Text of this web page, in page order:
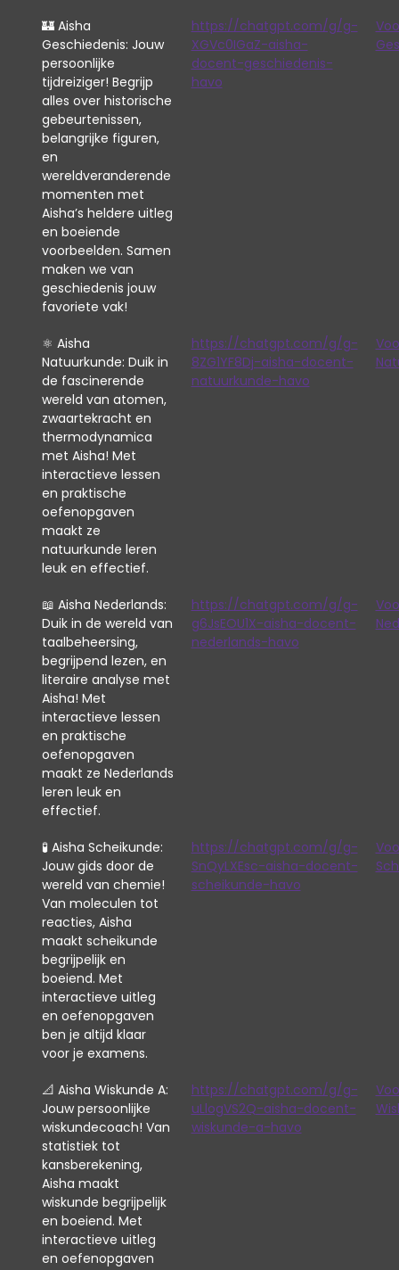
🏰 Aisha
Geschiedenis: Jouw
persoonlijke
tijdreiziger! Begrijp
alles over historische
gebeurtenissen,
belangrijke figuren,
en
wereldveranderende
momenten met
Aisha’s heldere uitleg
en boeiende
voorbeelden. Samen
maken we van
geschiedenis jouw
favoriete vak!
https://chatgpt.com/g/g-
XGVc0IGaZ-aisha-
docent-geschiedenis-
havo
⚛️ Aisha
Natuurkunde: Duik in
de fascinerende
wereld van atomen,
zwaartekracht en
thermodynamica
met Aisha! Met
interactieve lessen
en praktische
oefenopgaven
maakt ze
natuurkunde leren
leuk en effectief.
https://chatgpt.com/g/g-
8ZG1YF8Dj-aisha-docent-
natuurkunde-havo
📖 Aisha Nederlands:
Duik in de wereld van
taalbeheersing,
begrijpend lezen, en
literaire analyse met
Aisha! Met
interactieve lessen
en praktische
oefenopgaven
maakt ze Nederlands
leren leuk en
effectief.
https://chatgpt.com/g/g-
g6JsEOU1X-aisha-docent-
nederlands-havo
🧪 Aisha Scheikunde:
Jouw gids door de
wereld van chemie!
Van moleculen tot
reacties, Aisha
maakt scheikunde
begrijpelijk en
boeiend. Met
interactieve uitleg
en oefenopgaven
ben je altijd klaar
voor je examens.
https://chatgpt.com/g/g-
SnQyLXEsc-aisha-docent-
scheikunde-havo
📐 Aisha Wiskunde A:
Jouw persoonlijke
wiskundecoach! Van
statistiek tot
kansberekening,
Aisha maakt
wiskunde begrijpelijk
en boeiend. Met
interactieve uitleg
en oefenopgaven
https://chatgpt.com/g/g-
uLlogVS2Q-aisha-docent-
wiskunde-a-havo